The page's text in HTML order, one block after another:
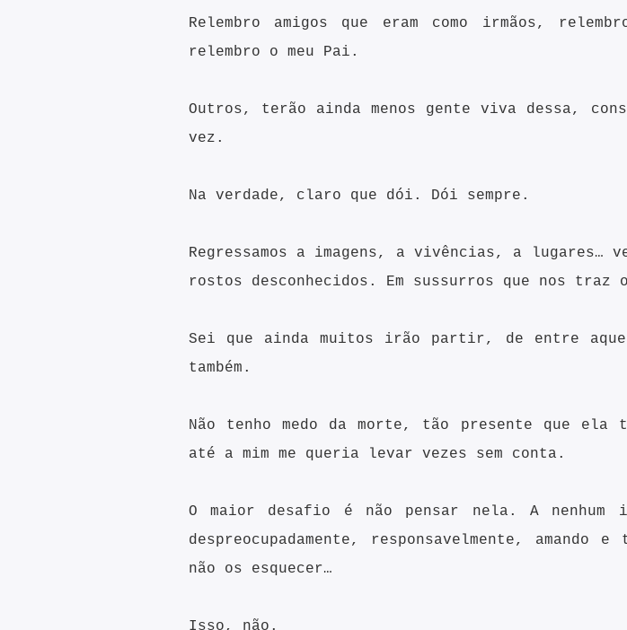
Relembro amigos que eram como irmãos,
relembro o meu Pai.
Outros, terão ainda menos gente viva dessa,
vez.
Na verdade, claro que dói. Dói sempre.
Regressamos a imagens, a vivências, a lugares…
rostos desconhecidos. Em sussurros que nos
Sei que ainda muitos irão partir, de entre
também.
Não tenho medo da morte, tão presente que ela
até a mim me queria levar vezes sem conta.
O maior desafio é não pensar nela. A nenhum
despreocupadamente, responsavelmente,
não os esquecer…
Isso, não.